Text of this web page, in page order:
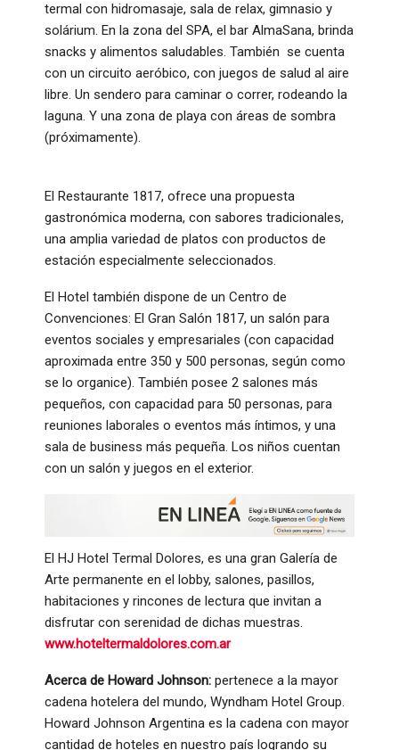
termal con hidromasaje, sala de relax, gimnasio y
solárium. En la zona del SPA, el bar AlmaSana, brinda
snacks y alimentos saludables. También se cuenta
con un circuito aeróbico, con juegos de salud al aire
libre. Un sendero para caminar o correr, rodeando la
laguna. Y una zona de playa con áreas de sombra
(próximamente).
El Restaurante 1817, ofrece una propuesta
gastronómica moderna, con sabores tradicionales,
una amplia variedad de platos con productos de
estación especialmente seleccionados.
El Hotel también dispone de un Centro de
Convenciones: El Gran Salón 1817, un salón para
eventos sociales y empresariales (con capacidad
aproximada entre 350 y 500 personas, según como
se lo organice). También posee 2 salones más
pequeños, con capacidad para 50 personas, para
reuniones laborales o eventos más íntimos, y una
sala de business más pequeña. Los niños cuentan
con un salón y juegos en el exterior.
El HJ Hotel Termal Dolores, es una gran Galería de
Arte permanente en el lobby, salones, pasillos,
habitaciones y rincones de lectura que invitan a
disfrutar con serenidad de dichas muestras.
www.hoteltermaldolores.com.ar
Acerca de Howard Johnson: pertenece a la mayor
cadena hotelera del mundo, Wyndham Hotel Group.
Howard Johnson Argentina es la cadena con mayor
cantidad de hoteles en nuestro país logrando su